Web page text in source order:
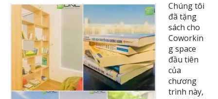
Chúng tôi
đã tặng
sách cho
Coworkin
g space
đầu tiên
của
chương
trình này,